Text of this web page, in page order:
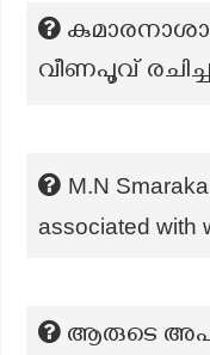
വീണപൂവ്
M.N
associated with
ആരുടെ